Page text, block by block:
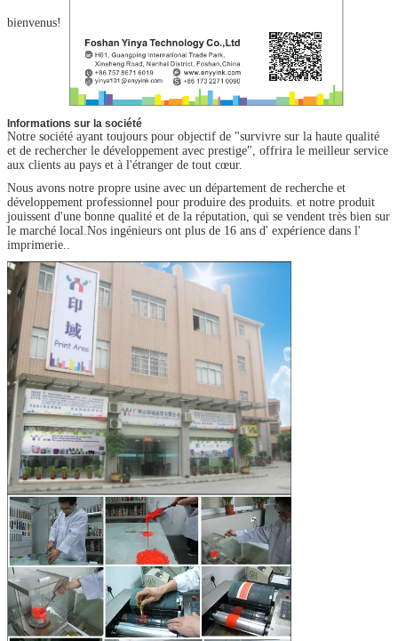
bienvenus!
Informations sur la société
Notre société ayant toujours pour objectif de "survivre sur la haute qualité
et de rechercher le développement avec prestige", offrira le meilleur service
aux clients au pays et à l'étranger de tout cœur.
Nous avons notre propre usine avec un département de recherche et
développement professionnel pour produire des produits. et notre produit
jouissent d'une bonne qualité et de la réputation, qui se vendent très bien sur
le marché local.Nos ingénieurs ont plus de 16 ans d' expérience dans l'
imprimerie..